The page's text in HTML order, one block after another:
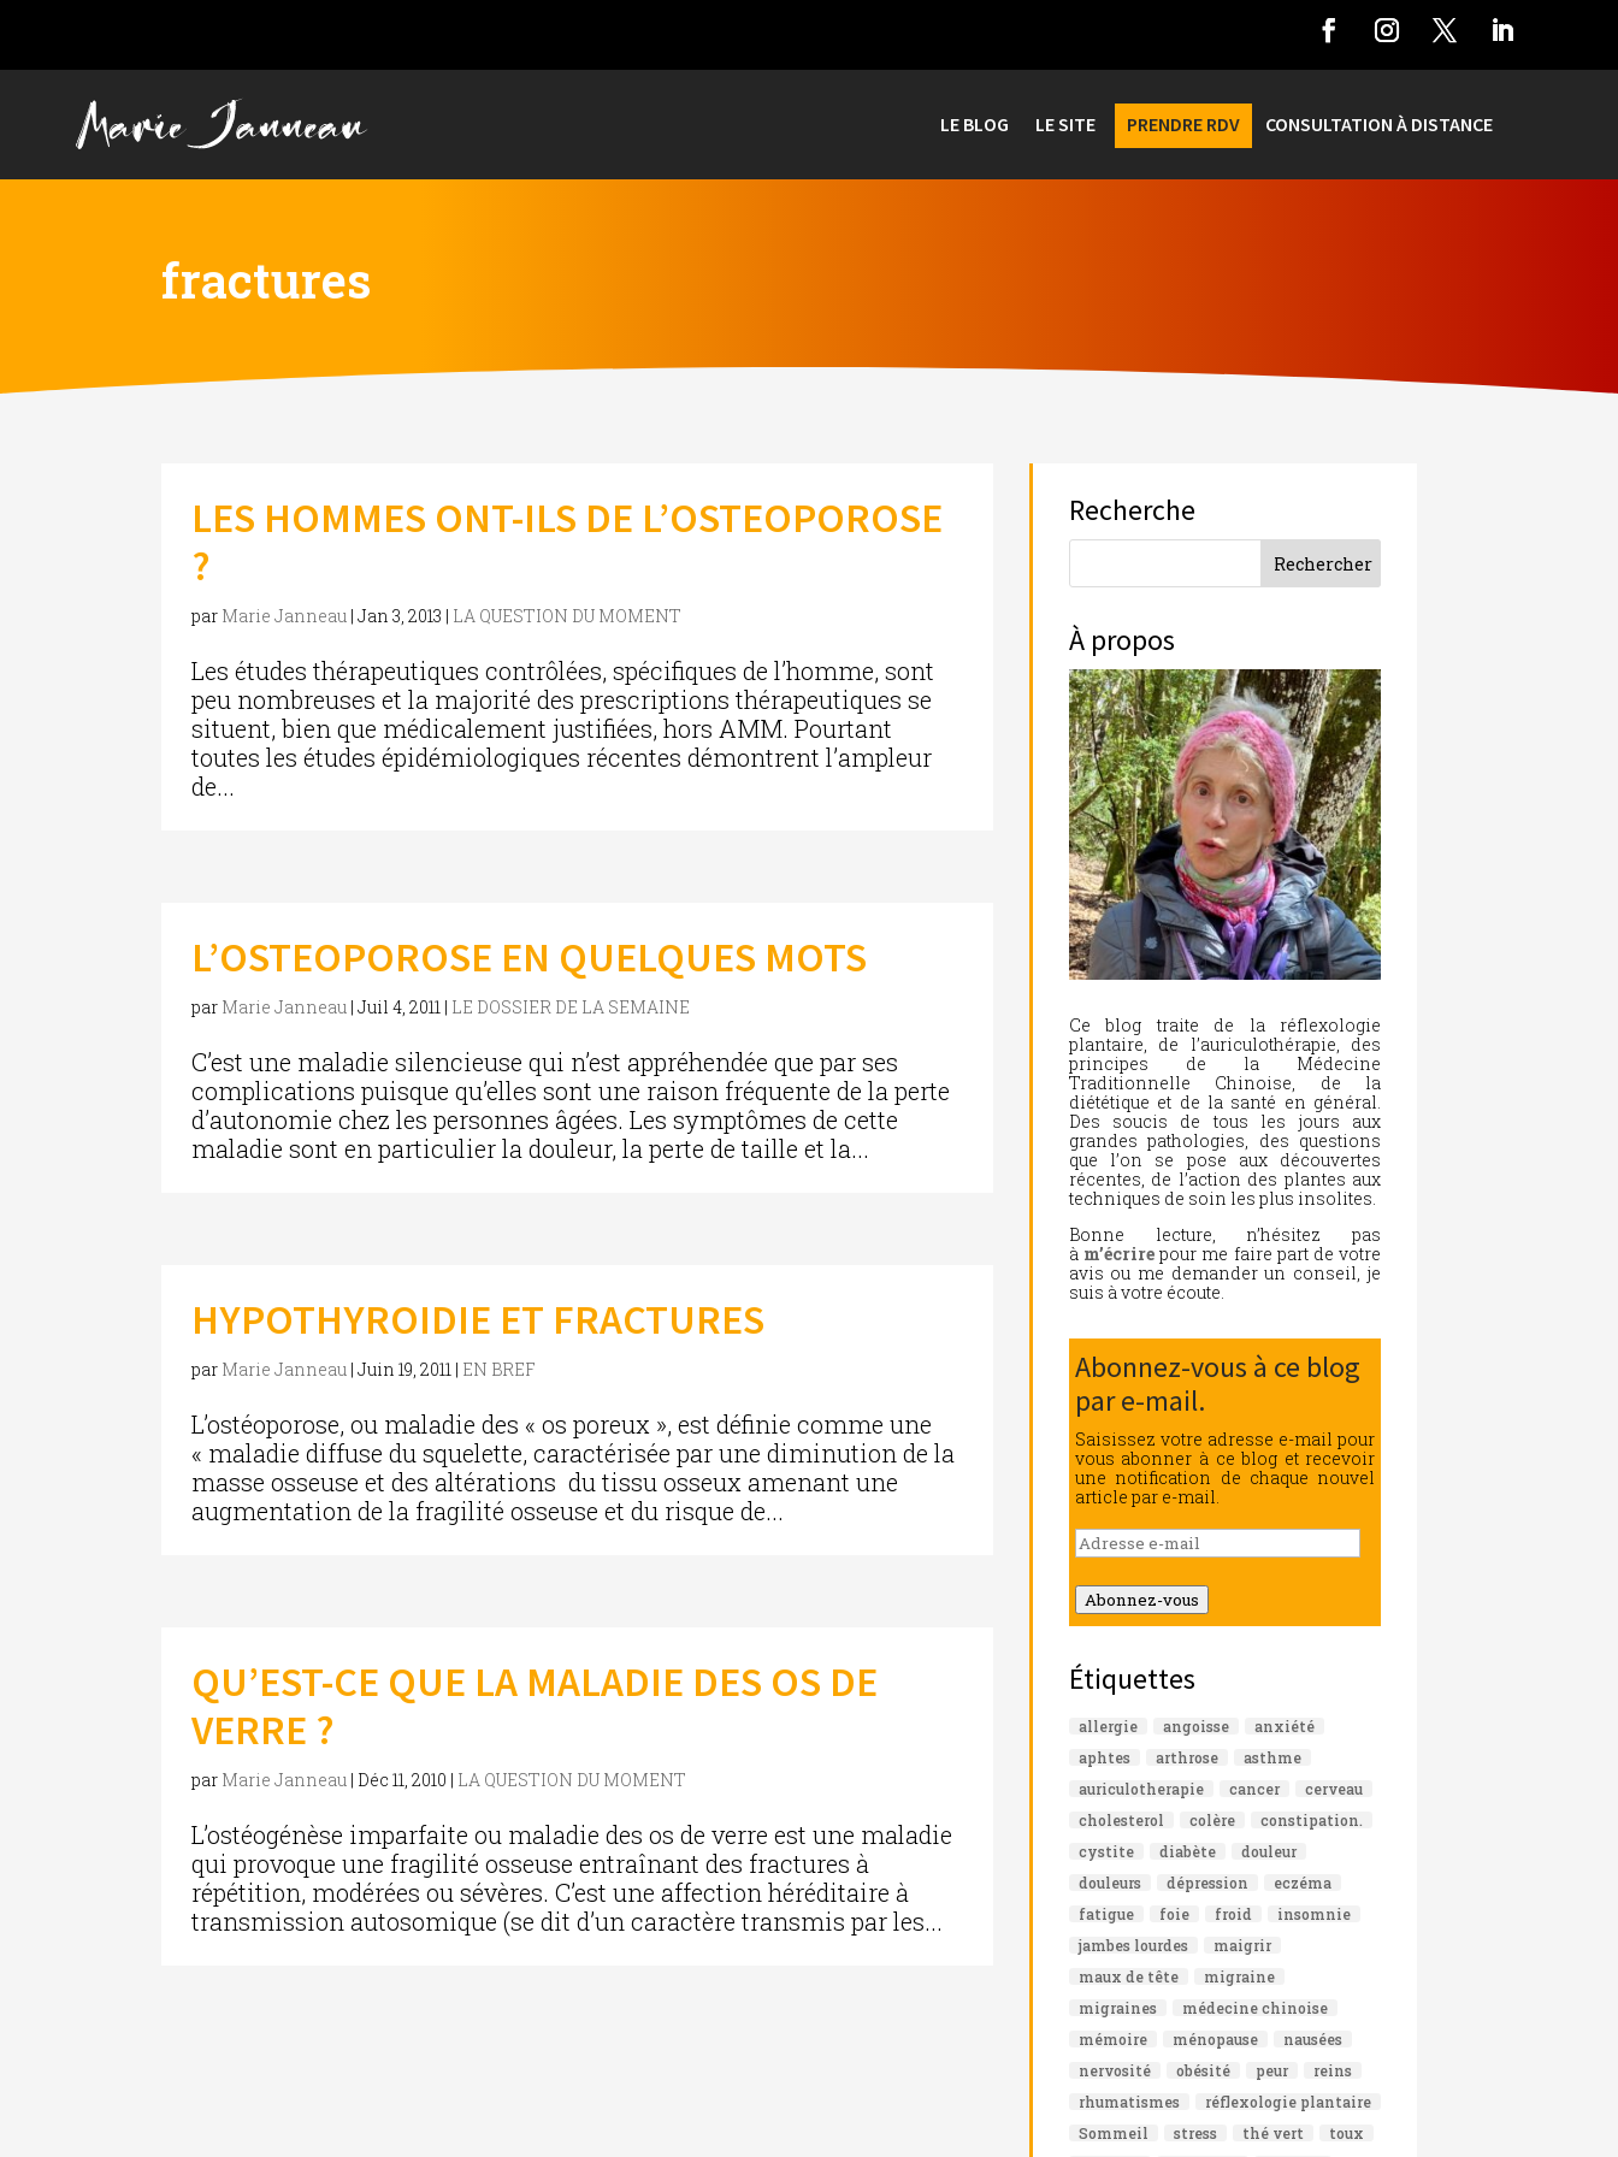
LE BLOG LE SITE PRENDRE RDV CONSULTATION À DISTANCE
fractures
LES HOMMES ONT-ILS DE L’OSTEOPOROSE
?
par Marie Janneau |Jan 3, 2013 | LA QUESTION DU MOMENT
Les études thérapeutiques contrôlées, spécifiques de l’homme, sont
peu nombreuses et la majorité des prescriptions thérapeutiques se
situent, bien que médicalement justifiées, hors AMM. Pourtant
toutes les études épidémiologiques récentes démontrent l’ampleur
de...
L’OSTEOPOROSE EN QUELQUES MOTS
par Marie Janneau |Juil 4, 2011 | LE DOSSIER DE LA SEMAINE
C’est une maladie silencieuse qui n’est appréhendée que par ses
complications puisque qu’elles sont une raison fréquente de la perte
d’autonomie chez les personnes âgées. Les symptômes de cette
maladie sont en particulier la douleur, la perte de taille et la...
HYPOTHYROIDIE ET FRACTURES
par Marie Janneau |Juin 19, 2011 | EN BREF
L’ostéoporose, ou maladie des « os poreux », est définie comme une
« maladie diffuse du squelette, caractérisée par une diminution de la
masse osseuse et des altérations du tissu osseux amenant une
augmentation de la fragilité osseuse et du risque de...
QU’EST-CE QUE LA MALADIE DES OS DE
VERRE ?
par Marie Janneau | Déc 11, 2010 | LA QUESTION DU MOMENT
L’ostéogénèse imparfaite ou maladie des os de verre est une maladie
qui provoque une fragilité osseuse entraînant des fractures à
répétition, modérées ou sévères. C’est une affection héréditaire à
transmission autosomique (se dit d’un caractère transmis par les...
Recherche
À propos
Ce blog traite de la réflexologie
plantaire, de l’auriculothérapie, des
principes de la Médecine
Traditionnelle Chinoise, de la
diététique et de la santé en général.
Des soucis de tous les jours aux
grandes pathologies, des questions
que l’on se pose aux découvertes
récentes, de l’action des plantes aux
techniques de soin les plus insolites.
Bonne lecture, n’hésitez pas
à m’écrire pour me faire part de votre
avis ou me demander un conseil, je
suis à votre écoute.
Abonnez-vous à ce blog
par e-mail.
Saisissez votre adresse e-mail pour
vous abonner à ce blog et recevoir
une notification de chaque nouvel
article par e-mail.
Adresse
e-
mail
Abonnez-vous
Étiquettes
allergie angoisse
anxiété
aphtes
arthrose
asthme
auriculotherapie
cancer
cerveau
cholesterol
colère
constipation.
cystite
diabète
douleur
douleurs
dépression
eczéma
fatigue
foie froid
insomnie
jambes lourdes
maigrir
maux de tête
migraine
migraines
médecine chinoise
mémoire
ménopause
nausées
nervosité
obésité peur
reins
rhumatismes
réflexologie plantaire
Sommeil
stress thé vert
toux